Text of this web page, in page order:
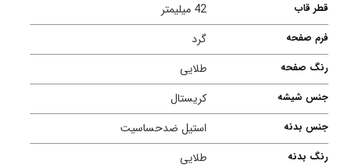
قطر قاب 42 میلیمتر
فرم صفحه گرد
رنگ صفحه طلایی
جنس شیشه کریستال
جنس بدنه استیل ضدحساسیت
رنگ بدنه طلایی